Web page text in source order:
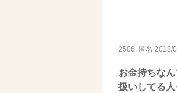
2506. 匿名 2018/
お金持ちな
扱いしてる